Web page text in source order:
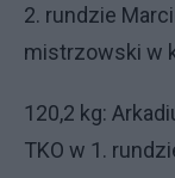
2. rundzie
mistrzowski w
120,2 kg:
TKO w 1.